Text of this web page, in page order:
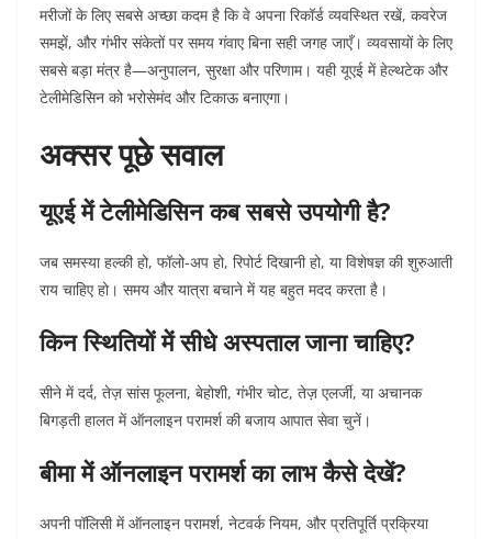
मरीजों के लिए सबसे अच्छा कदम है कि वे अपना रिकॉर्ड व्यवस्थित रखें, कवरेज
समझें, और गंभीर संकेतों पर समय गंवाए बिना सही जगह जाएँ। व्यवसायों के लिए
सबसे बड़ा मंत्र है—अनुपालन, सुरक्षा और परिणाम। यही यूएई में हेल्थटेक और
टेलीमेडिसिन को भरोसेमंद और टिकाऊ बनाएगा।
अक्सर पूछे सवाल
यूएई में टेलीमेडिसिन कब सबसे उपयोगी है?
जब समस्या हल्की हो, फॉलो-अप हो, रिपोर्ट दिखानी हो, या विशेषज्ञ की शुरुआती
राय चाहिए हो। समय और यात्रा बचाने में यह बहुत मदद करता है।
किन स्थितियों में सीधे अस्पताल जाना चाहिए?
सीने में दर्द, तेज़ सांस फूलना, बेहोशी, गंभीर चोट, तेज़ एलर्जी, या अचानक
बिगड़ती हालत में ऑनलाइन परामर्श की बजाय आपात सेवा चुनें।
बीमा में ऑनलाइन परामर्श का लाभ कैसे देखें?
अपनी पॉलिसी में ऑनलाइन परामर्श, नेटवर्क नियम, और प्रतिपूर्ति प्रक्रिया